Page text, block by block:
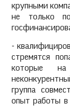
крупными
не только
-
стремятся
которые на
группа
опыт работы в